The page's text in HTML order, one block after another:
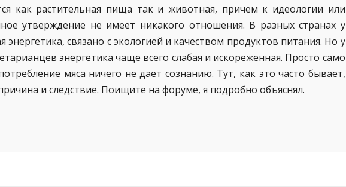
как растительная пища так и животная, причем к идеологии или
утверждение не имеет никакого отношения. В разных странах у
энергетика, связано с экологией и качеством продуктов питания. Но у
энергетика чаще всего слабая и искореженная. Просто само
мяса ничего не дает сознанию. Тут, как это часто бывает,
и следствие. Поищите на форуме, я подробно объяснял.